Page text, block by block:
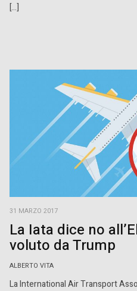
[…]
31 MARZO 2017
La Iata dice no
voluto da Trump
ALBERTO VITA
La International Air Transport